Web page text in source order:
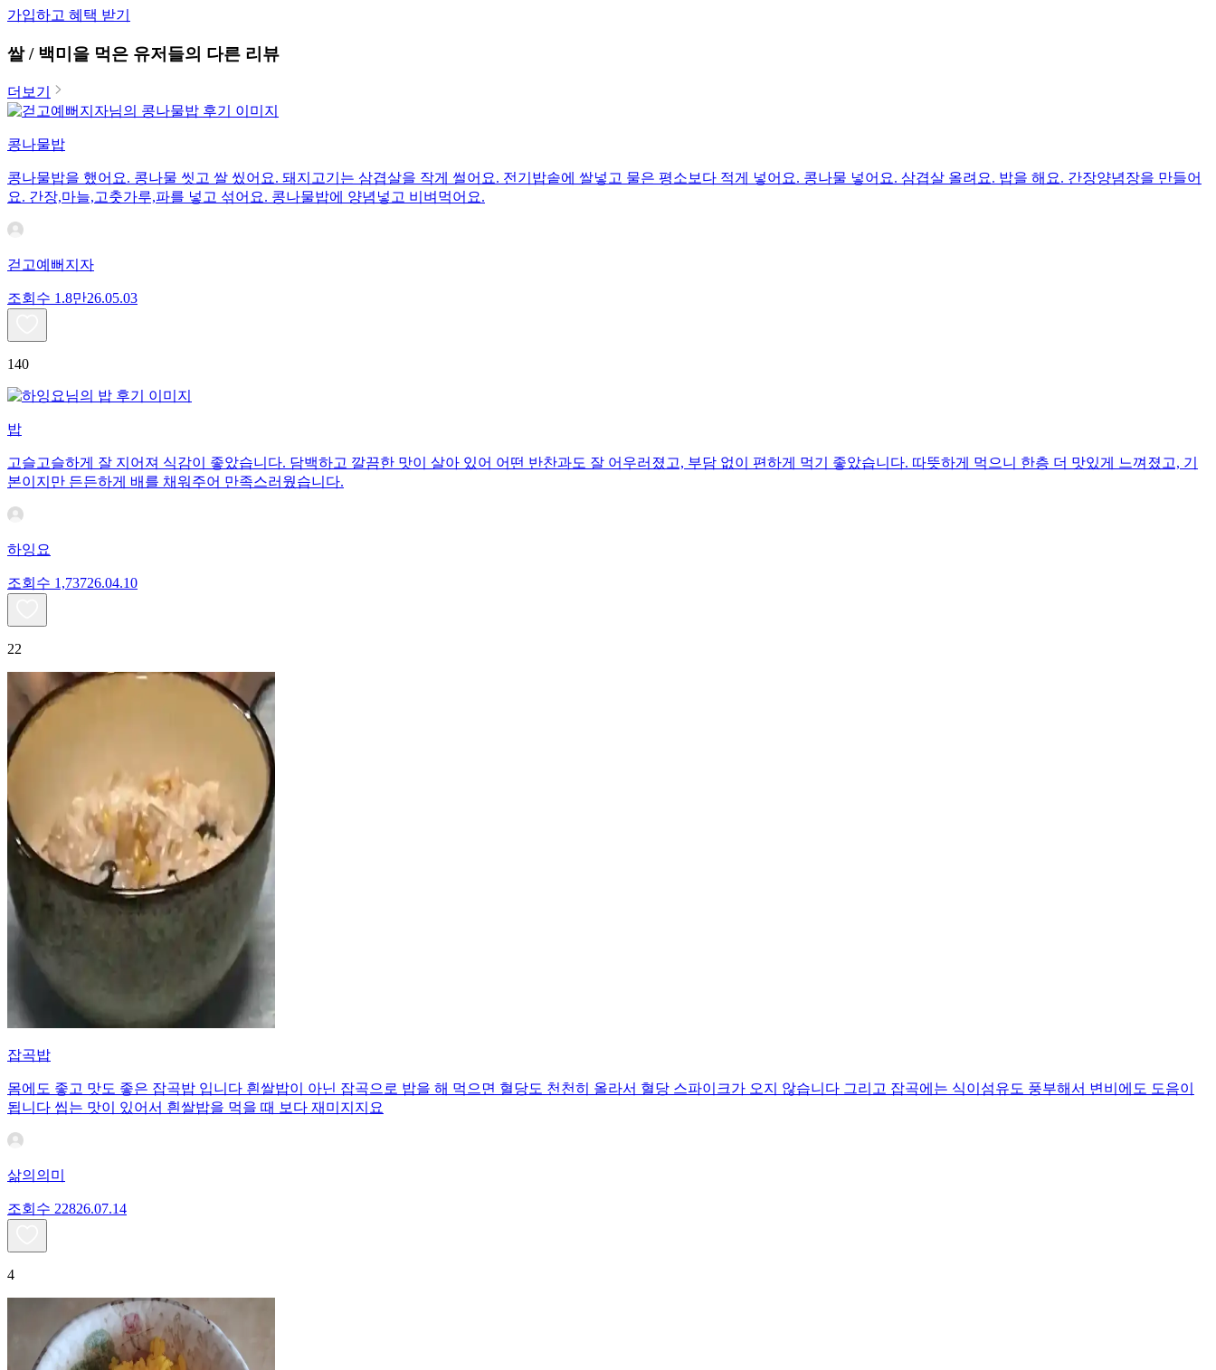
가입하고 혜택 받기
쌀 / 백미 을 먹은 유저들의 다른 리뷰
더보기
콩나물밥
콩나물밥을 했어요. 콩나물 씻고 쌀 씼어요. 돼지고기는 삼겹살을 작게 썰어요. 전기밥솥에 쌀넣고 물은 평소보다 적게 넣어요. 콩나물 넣어요. 삼겹살 올려요. 밥을 해요. 간장양념장을 만들어
요. 간장,마늘,고춧가루,파를 넣고 섞어요. 콩나물밥에 양념넣고 비벼먹어요.
걷고예뻐지자
조회수 1.8만26.05.03
140
밥
고슬고슬하게 잘 지어져 식감이 좋았습니다. 담백하고 깔끔한 맛이 살아 있어 어떤 반찬과도 잘 어우러졌고, 부담 없이 편하게 먹기 좋았습니다. 따뜻하게 먹으니 한층 더 맛있게 느껴졌고, 기
본이지만 든든하게 배를 채워주어 만족스러웠습니다.
하잉요
조회수 1,73726.04.10
22
잡곡밥
몸에도 좋고 맛도 좋은 잡곡밥 입니다 흰쌀밥이 아닌 잡곡으로 밥을 해 먹으면 혈당도 천천히 올라서 혈당 스파이크가 오지 않습니다 그리고 잡곡에는 식이섬유도 풍부해서 변비에도 도음이
됩니다 씹는 맛이 있어서 흰쌀밥을 먹을 때 보다 재미지지요
삶의의미
조회수 22826.07.14
4